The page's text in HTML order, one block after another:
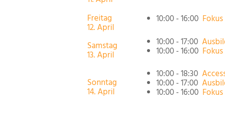
Freitag
12. April
10:00 - 16:00
Samstag
13. April
10:00 - 17:00
10:00 - 16:00
Sonntag
14. April
10:00 - 18:30
10:00 - 17:00
10:00 - 16:00